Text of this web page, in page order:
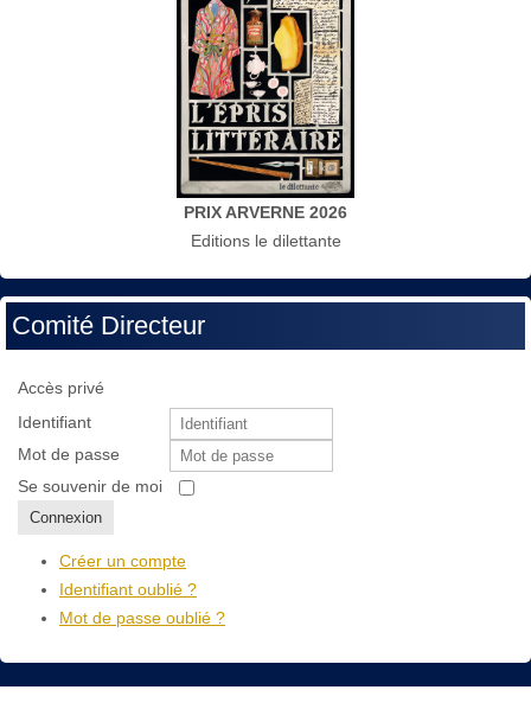
PRIX ARVERNE 2026
Editions le dilettante
Comité Directeur
Accès privé
Identifiant
Mot de passe
Se souvenir de moi
Connexion
Créer un compte
Identifiant oublié ?
Mot de passe oublié ?